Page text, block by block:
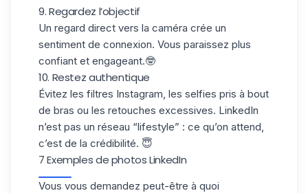
9. Regardez l’objectif
Un regard direct vers la caméra crée un
sentiment de connexion. Vous paraissez plus
confiant et engageant.🤓
10. Restez authentique
Évitez les filtres Instagram, les selfies pris à bout
de bras ou les retouches excessives. LinkedIn
n’est pas un réseau “lifestyle” : ce qu’on attend,
c’est de la crédibilité. 😇
7 Exemples de photos LinkedIn
Vous vous demandez peut-être à quoi